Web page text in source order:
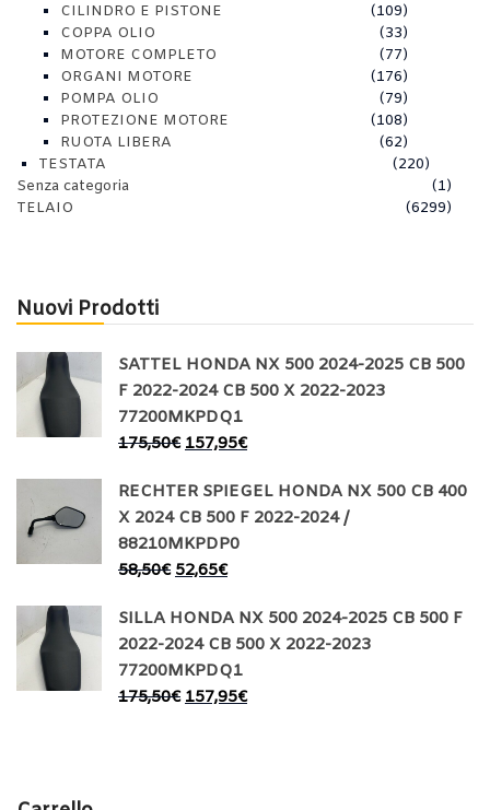
CILINDRO E PISTONE
(109)
COPPA OLIO
(33)
MOTORE COMPLETO
(77)
ORGANI MOTORE
(176)
POMPA OLIO
(79)
PROTEZIONE MOTORE
(108)
RUOTA LIBERA
(62)
TESTATA
(220)
Senza categoria
(1)
TELAIO
(6299)
Nuovi Prodotti
SATTEL HONDA NX 500 2024-2025 CB 500
F 2022-2024 CB 500 X 2022-2023
77200MKPDQ1
175,50€ 157,95€
RECHTER SPIEGEL HONDA NX 500 CB 400
X 2024 CB 500 F 2022-2024 /
88210MKPDP0
58,50€ 52,65€
SILLA HONDA NX 500 2024-2025 CB 500 F
2022-2024 CB 500 X 2022-2023
77200MKPDQ1
175,50€ 157,95€